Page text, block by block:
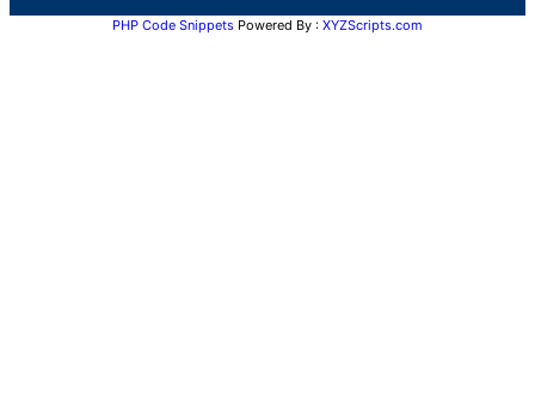
PHP Code Snippets Powered By : XYZScripts.com